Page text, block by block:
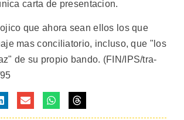
carta de presentacion.
que ahora sean ellos los que
mas conciliatorio, incluso, que "los
de su propio bando. (FIN/IPS/tra-